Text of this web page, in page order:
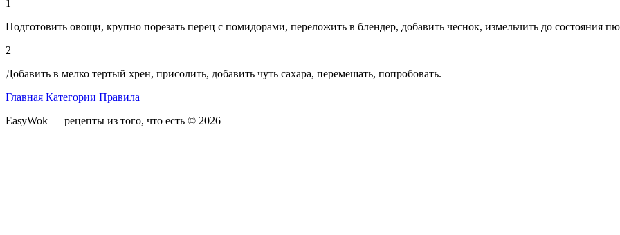
1
Подготовить овощи, крупно порезать перец с помидорами, переложить в блендер, добавить чеснок, измельчить до состояния
2
Добавить в мелко тертый хрен, присолить, добавить чуть сахара, перемешать, попробовать.
Главная Категории Правила
EasyWok — рецепты из того, что есть © 2026